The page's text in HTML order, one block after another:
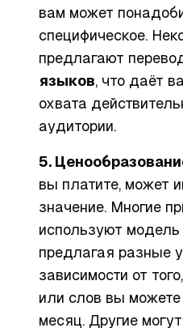
вам может
специфическое.
предлагают
языков, что даёт
охвата
аудитории.
5.
вы платите, может
значение. Многие
используют модель
предлагая разные
зависимости от
или слов вы можете
месяц. Другие